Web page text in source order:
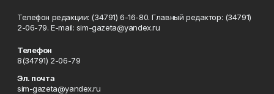
Телефон редакции: (34791) 6-16-80. Главный редактор: (34791)
2-06-79. Е-mаil: sim-gazeta@yandex.ru
Телефон
8(34791) 2-06-79
Эл. почта
sim-gazeta@yandex.ru